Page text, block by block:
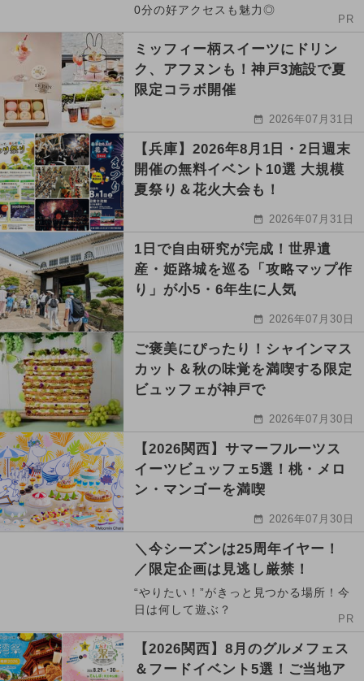
0分の好アクセスも魅力◎
PR
ミッフィー柄スイーツにドリン
ク、アフヌンも！神戸3施設で夏
限定コラボ開催
2026年07月31日
【兵庫】2026年8月1日・2日週末
開催の無料イベント10選 大規模
夏祭り＆花火大会も！
2026年07月31日
1日で自由研究が完成！世界遺
産・姫路城を巡る「攻略マップ作
り」が小5・6年生に人気
2026年07月30日
ご褒美にぴったり！シャインマス
カット＆秋の味覚を満喫する限定
ビュッフェが神戸で
2026年07月30日
【2026関西】サマーフルーツス
イーツビュッフェ5選！桃・メロ
ン・マンゴーを満喫
2026年07月30日
＼今シーズンは25周年イヤー！
／限定企画は見逃し厳禁！
“やりたい！”がきっと見つかる場所！今
日は何して遊ぶ？
PR
【2026関西】8月のグルメフェス
＆フードイベント5選！ご当地ア